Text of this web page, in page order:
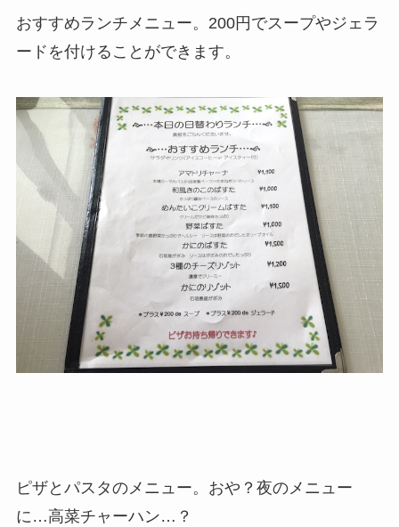
おすすめランチメニュー。200円でスープやジェラ
ードを付けることができます。
ピザとパスタのメニュー。おや？夜のメニュー
に…高菜チャーハン…？